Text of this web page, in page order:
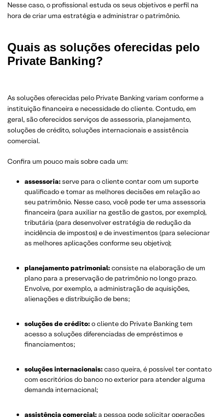
Nesse caso, o profissional estuda os seus objetivos e perfil na
hora de criar uma estratégia e administrar o patrimônio.
Quais as soluções oferecidas pelo
Private Banking?
As soluções oferecidas pelo Private Banking variam conforme a
instituição financeira e necessidade do cliente. Contudo, em
geral, são oferecidos serviços de assessoria, planejamento,
soluções de crédito, soluções internacionais e assistência
comercial.
Confira um pouco mais sobre cada um:
assessoria:serve para o cliente contar com um suporte
qualificado e tomar as melhores decisões em relação ao
seu patrimônio. Nesse caso, você pode ter uma assessoria
financeira (para auxiliar na gestão de gastos, por exemplo),
tributária (para desenvolver estratégia de redução da
incidência de impostos) e de investimentos (para selecionar
as melhores aplicações conforme seu objetivo);
planejamento patrimonial:consiste na elaboração de um
plano para a preservação de patrimônio no longo prazo.
Envolve, por exemplo, a administração de aquisições,
alienações e distribuição de bens;
soluções de crédito:o cliente do Private Banking tem
acesso a soluções diferenciadas de empréstimos e
financiamentos;
soluções internacionais:caso queira, é possível ter contato
com escritórios do banco no exterior para atender alguma
demanda internacional;
assistência comercial:a pessoa pode solicitar operações